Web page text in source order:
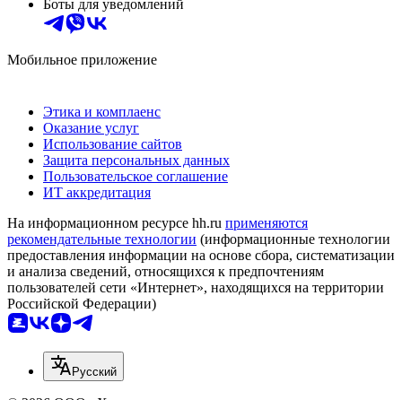
Боты для уведомлений
Мобильное приложение
Этика и комплаенс
Оказание услуг
Использование сайтов
Защита персональных данных
Пользовательское соглашение
ИТ аккредитация
На информационном ресурсе hh.ru применяются
рекомендательные технологии (информационные технологии
предоставления информации на основе сбора, систематизации
и анализа сведений, относящихся к предпочтениям
пользователей сети «Интернет», находящихся на территории
Российской Федерации)
Русский